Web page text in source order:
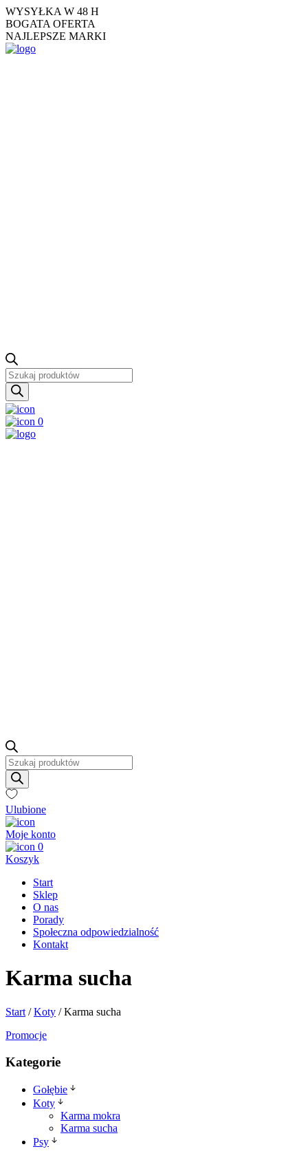
Skip
to
the
content
WYSYŁKA W 48 H
BOGATA OFERTA
NAJLEPSZE MARKI
Wyszukiwarka
produktów
0
Wyszukiwarka
produktów
Ulubione
Moje konto
0
Koszyk
Start
Sklep
O nas
Porady
Społeczna odpowiedzialność
Kontakt
Karma sucha
Start /Koty /Karma sucha
Promocje
Kategorie
Gołębie
Karmy
Suplementy
Ziarna
Koty
Karma mokra
Karma sucha
Psy